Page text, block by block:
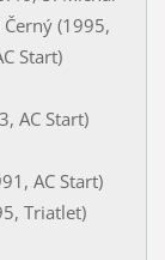
(1995,
Start)
AC Start)
AC Start)
Triatlet)